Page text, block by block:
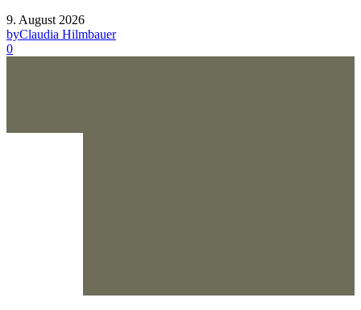
9. August 2026
byClaudia Hilmbauer
0